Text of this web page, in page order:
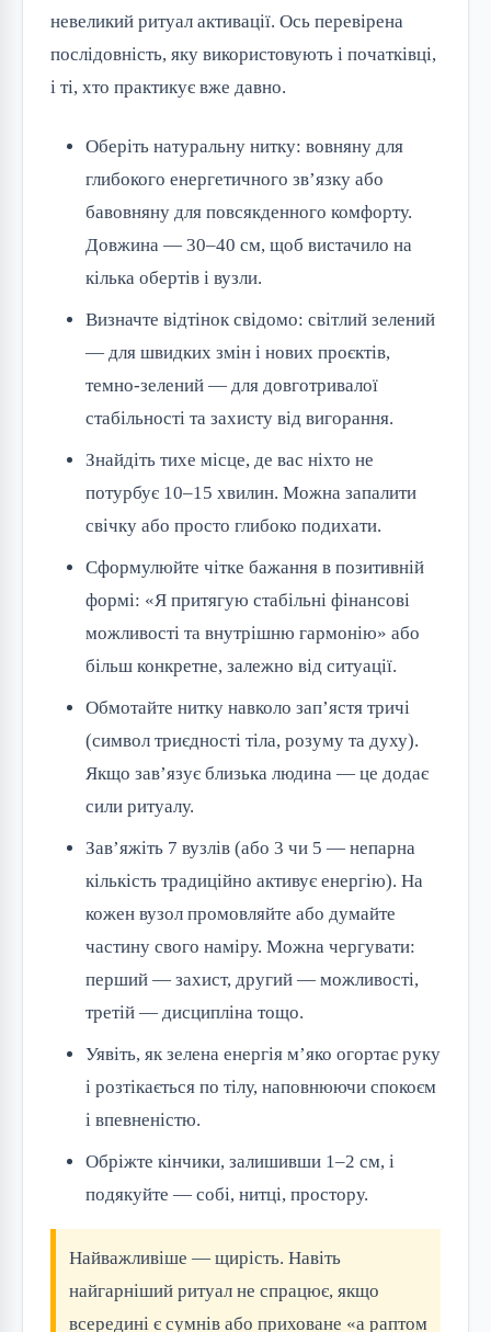
невеликий ритуал активації. Ось перевірена
послідовність, яку використовують і початківці,
і ті, хто практикує вже давно.
Оберіть натуральну нитку: вовняну для
глибокого енергетичного зв’язку або
бавовняну для повсякденного комфорту.
Довжина — 30–40 см, щоб вистачило на
кілька обертів і вузли.
Визначте відтінок свідомо: світлий зелений
— для швидких змін і нових проєктів,
темно-зелений — для довготривалої
стабільності та захисту від вигорання.
Знайдіть тихе місце, де вас ніхто не
потурбує 10–15 хвилин. Можна запалити
свічку або просто глибоко подихати.
Сформулюйте чітке бажання в позитивній
формі: «Я притягую стабільні фінансові
можливості та внутрішню гармонію» або
більш конкретне, залежно від ситуації.
Обмотайте нитку навколо зап’ястя тричі
(символ триєдності тіла, розуму та духу).
Якщо зав’язує близька людина — це додає
сили ритуалу.
Зав’яжіть 7 вузлів (або 3 чи 5 — непарна
кількість традиційно активує енергію). На
кожен вузол промовляйте або думайте
частину свого наміру. Можна чергувати:
перший — захист, другий — можливості,
третій — дисципліна тощо.
Уявіть, як зелена енергія м’яко огортає руку
і розтікається по тілу, наповнюючи спокоєм
і впевненістю.
Обріжте кінчики, залишивши 1–2 см, і
подякуйте — собі, нитці, простору.
Найважливіше — щирість. Навіть
найгарніший ритуал не спрацює, якщо
всередині є сумнів або приховане «а раптом